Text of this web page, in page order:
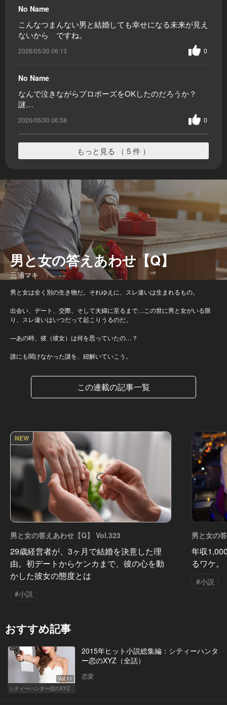
No Name
こんなつまんない男と結婚しても幸せになる未来が見え
ないから ですね。
2026/05/30 06:13 0
No Name
なんで泣きながらプロポーズをOKしたのだろうか？
謎…
2026/05/30 06:58 0
もっと見る （ 5 件 ）
男と女の答えあわせ【Q】
三浦マキ
男と女は全く別の生き物だ。それゆえに、スレ違いは生まれるもの。
出会い、デート、交際、そして夫婦に至るまで…この世に男と女がいる限
り、スレ違いはいつだって起こりうるのだ。
—あの時、彼（彼女）は何を思っていたの…？
誰にも聞けなかった謎を、紐解いていこう。
この連載の記事一覧
NEW
男と女の答えあわせ【Q】 Vol.323
29歳経営者が、3ヶ月で結婚を決意した理
由。初デートからケンカまで、彼の心を動
かした彼女の態度とは
#小説
男と女の
年収
るワケ
#小説
おすすめ記事
Vol.11
シティーハンター恋のXYZ
2015年ヒット小説総集編：シティーハンタ
ー恋のXYZ（全話）
恋愛